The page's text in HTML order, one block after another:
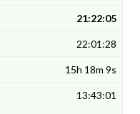
21:22:05
22:01:28
15h 18m 9s
13:43:01